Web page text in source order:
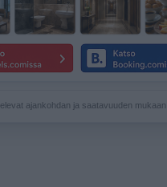
ajankohdan ja saatavuuden mukaan.